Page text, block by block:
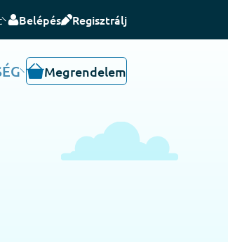
Belépés Regisztrálj
Megrendelem